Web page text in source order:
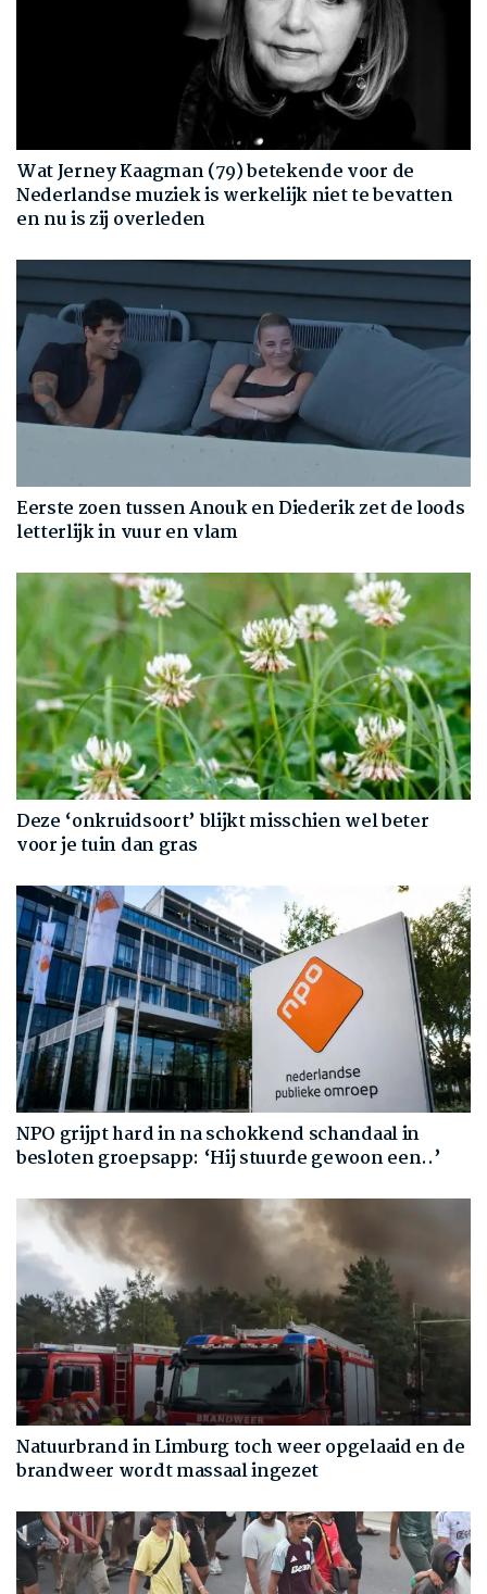
Wat Jerney Kaagman (79) betekende voor de
Nederlandse muziek is werkelijk niet te bevatten
en nu is zij overleden
Eerste zoen tussen Anouk en Diederik zet de loods
letterlijk in vuur en vlam
Deze ‘onkruidsoort’ blijkt misschien wel beter
voor je tuin dan gras
NPO grijpt hard in na schokkend schandaal in
besloten groepsapp: ‘Hij stuurde gewoon een..’
Natuurbrand in Limburg toch weer opgelaaid en de
brandweer wordt massaal ingezet